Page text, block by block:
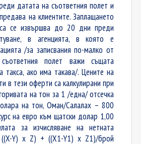
датата на съответния полет и
на клиентите. Заплащането
се извършва до 20 дни преди
в агенцията, в която е
/за записвания по-малко от
полет важи същата
такса, ако има такава/. Цените на
в тези оферти са калкулирани при
на тон за 1 /една/ отсечка
на тон, Оман/Салалах – 800
на евро към щатски долар 1,00
за изчисляване на нетната
((X-Y) x Z) + ((X1-Y1) x Z1)/брой